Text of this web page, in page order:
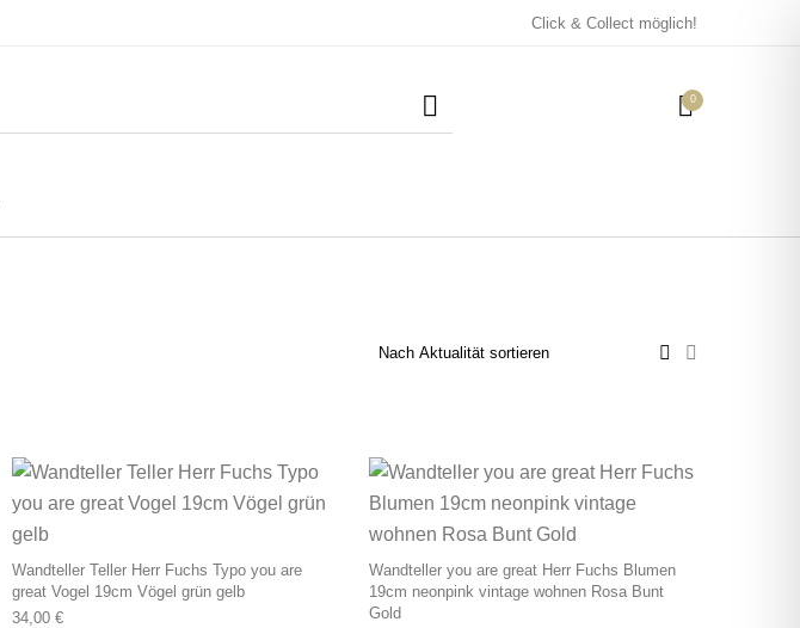
Click & Collect möglich!
0
Wandteller Teller Herr Fuchs Typo you are
great Vogel 19cm Vögel grün gelb
34,00 €
Wandteller you are great Herr Fuchs Blumen
19cm neonpink vintage wohnen Rosa Bunt
Gold